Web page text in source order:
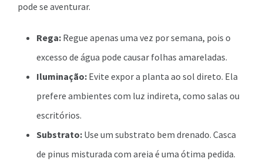
pode se aventurar.
Rega: Regue apenas uma vez por semana, pois o
excesso de água pode causar folhas amareladas.
Iluminação: Evite expor a planta ao sol direto. Ela
prefere ambientes com luz indireta, como salas ou
escritórios.
Substrato: Use um substrato bem drenado. Casca
de pinus misturada com areia é uma ótima pedida.